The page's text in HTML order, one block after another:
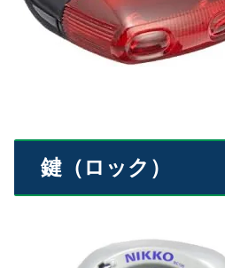
鍵（ロック）